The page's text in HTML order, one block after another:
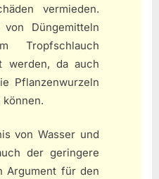
vermieden.
Düngemitteln
Tropfschlauch
werden, da auch
Pflanzenwurzeln
von Wasser und
der geringere
Argument für den